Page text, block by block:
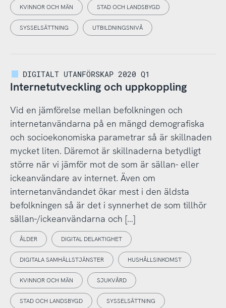
KVINNOR OCH MÄN STAD OCH LANDSBYGD
SYSSELSÄTTNING UTBILDNINGSNIVÅ
DIGITALT UTANFÖRSKAP 2020 Q1
Internetutveckling och uppkoppling
Vid en jämförelse mellan befolkningen och
internetanvändarna på en mängd demografiska
och socioekonomiska parametrar så är skillnaden
mycket liten. Däremot är skillnaderna betydligt
större när vi jämför mot de som är sällan- eller
ickeanvändare av internet. Även om
internetanvändandet ökar mest i den äldsta
befolkningen så är det i synnerhet de som tillhör
sällan-/ickeanvändarna och […]
ÅLDER DIGITAL DELAKTIGHET
DIGITALA SAMHÄLLSTJÄNSTER HUSHÅLLSINKOMST
KVINNOR OCH MÄN SJUKVÅRD
STAD OCH LANDSBYGD SYSSELSÄTTNING